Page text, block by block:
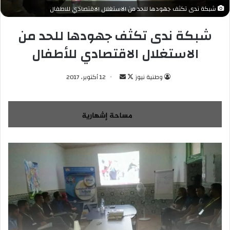
شبكة ندى تكثف جهودها للحد من الاستغلال الاقتصادي للاطفال
شبكة ندى تكثف جهودها للحد من
الاستغلال الاقتصادي للأطفال
وطنية نيوز
ت
ب
ع
ع
ى
س
ل
ب
ي
د
ا
إ
ل
ك
ت
12 أكتوبر، 2017